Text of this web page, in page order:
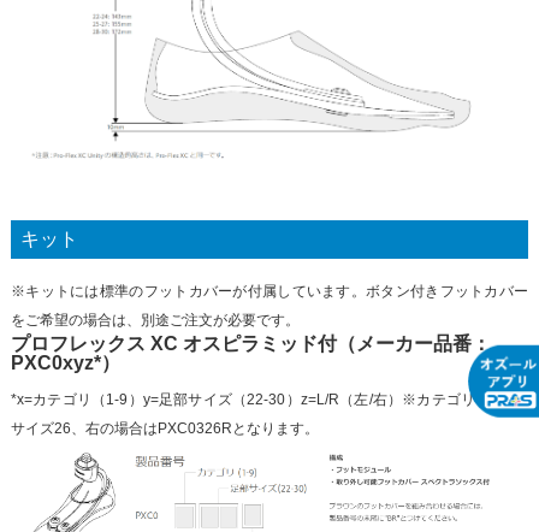
キット
※キットには標準のフットカバーが付属しています。ボタン付きフットカバー
をご希望の場合は、別途ご注文が必要です。
プロフレックス XC オスピラミッド付（メーカー品番：
PXC0xyz*）
*x=カテゴリ（1-9）y=足部サイズ（22-30）z=L/R（左/右）※カテゴリ3、足部
サイズ26、右の場合はPXC0326Rとなります。